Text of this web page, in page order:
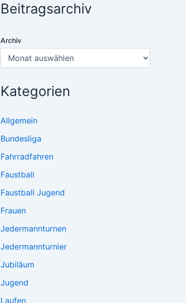
Beitragsarchiv
Archiv
Kategorien
Allgemein
Bundesliga
Fahrradfahren
Faustball
Faustball Jugend
Frauen
Jedermannturnen
Jedermannturnier
Jubiläum
Jugend
Laufen